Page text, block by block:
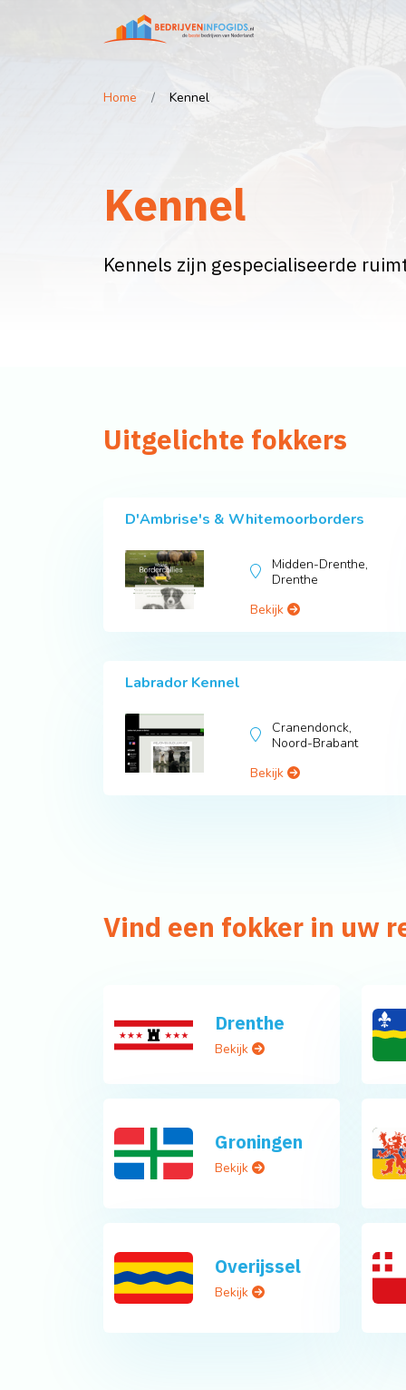
Home Kennel
Kennel
Kennels zijn gespecialiseerde
Uitgelichte fokkers
D'Ambrise's & Whitemoorborders
Midden-Drenthe,
Drenthe
Bekijk
Labrador Kennel
Cranendonck,
Noord-Brabant
Bekijk
Vind een fokker in uw
Drenthe
Bekijk
Groningen
Bekijk
Overijssel
Bekijk